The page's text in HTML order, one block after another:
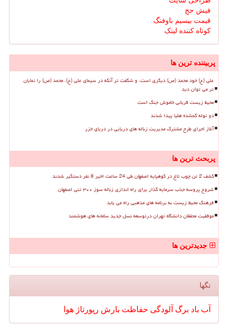
فیش حج
قیمت بیسیم باوفنگ
کوتاه کننده لینک
پربیننده ترین ها
علی (ع) خود محمد (ص) دیگری است، و شگفت تر آنکه در سیمای علی (ع)، محمد (ص) را نمایان
تر می توان دید
محیط زیست قربانی خاموش جنگ است
دو توله گمشده هلیا پیدا شدند
آغاز اجرای طرح مشترک مدیریت زباله های دریایی در دریای خزر
پربحث ترین ها
کشف 2 تن چوب تاغ در کوهپایه اصفهان طی 24 ساعت اخیر 8 نفر دستگیر شدند
شروع پروسه جذب سرمایه گذار برای راه اندازی زباله سوز ۳۰۰ تنی اصفهان
فرهنگ محیط زیست به برنامه های مذهبی راه می یابد
موفقیت محققان دانشگاه تهران درتوسعه نسل جدید سامانه های هوشمند
جدیدترین ها
تگها
آب باد برگ آلودگی حفاظت بارش رپورتاژ هوا